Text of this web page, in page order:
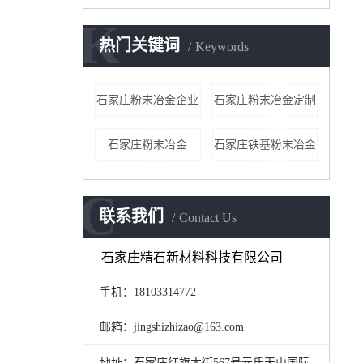
热门关键词 Keywords
K
石家庄粉末冶金企业 石家庄粉末冶金定制
石家庄粉末冶金 石家庄铁基粉末冶金
联系我们 Contact Us
C
石家庄精石新材料科技有限公司
手机：18103314772
邮箱：jingshizhizao@163.com